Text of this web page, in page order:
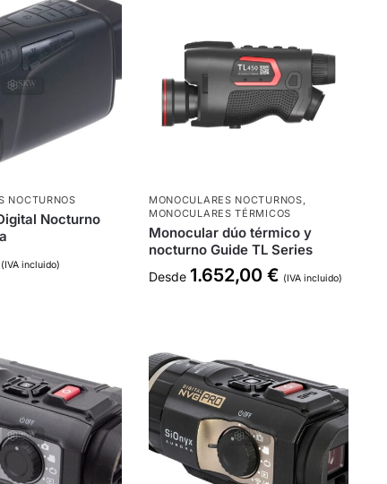
NOCTURNOS
Nocturno
(IVA incluido)
MONOCULARES NOCTURNOS,
MONOCULARES TÉRMICOS
Monocular dúo térmico y
nocturno Guide TL Series
Desde 1.652,00 € (IVA incluido)